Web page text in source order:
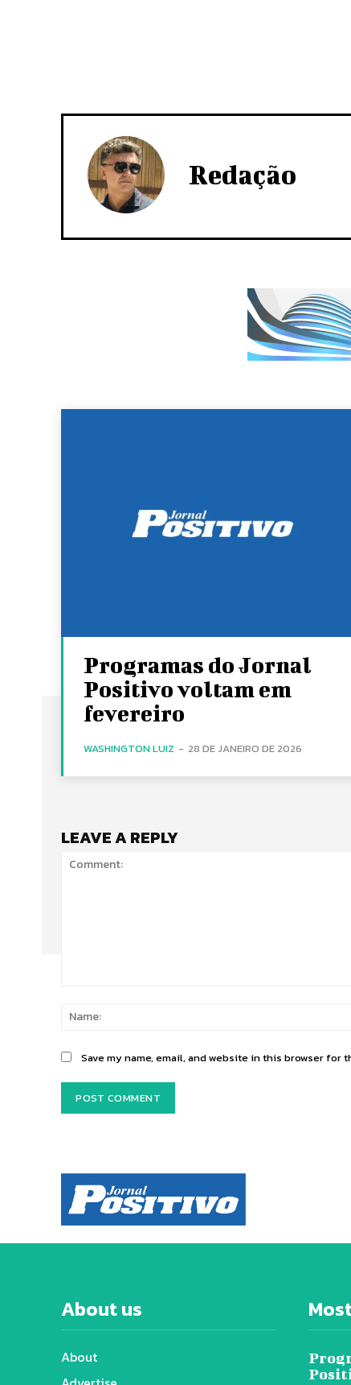
Redação
Programas do Jornal
Positivo voltam em
fevereiro
WASHINGTON LUIZ - 28 DE JANEIRO DE 2026
LEAVE A REPLY
Save my name, email, and website in this browser for
About us
About